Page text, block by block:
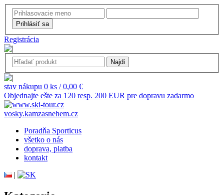
Registrácia
stav nákupu 0 ks / 0,00 €
Objednajte ešte za 120 resp. 200 EUR pre dopravu zadarmo
vosky.kamzasnehem.cz
Poradňa Sporticus
všetko o nás
doprava, platba
kontakt
|